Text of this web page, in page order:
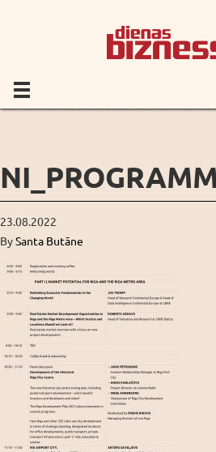
23.08.2022
BySanta Butāne